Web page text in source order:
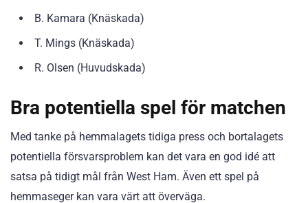
B. Kamara (Knäskada)
T. Mings (Knäskada)
R. Olsen (Huvudskada)
Bra potentiella spel för matchen
Med tanke på hemmalagets tidiga press och bortalagets
potentiella försvarsproblem kan det vara en god idé att
satsa på tidigt mål från West Ham. Även ett spel på
hemmaseger kan vara värt att överväga.